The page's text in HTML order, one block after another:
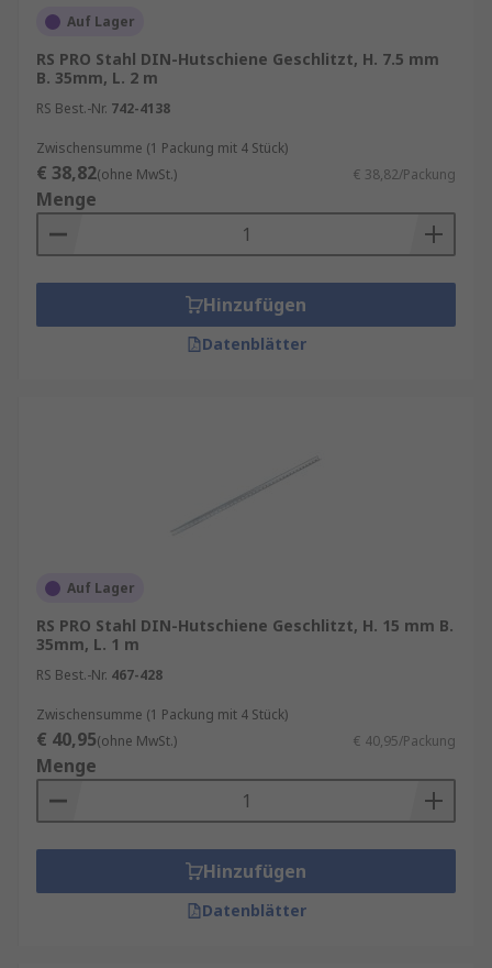
Auf Lager
RS PRO Stahl DIN-Hutschiene Geschlitzt, H. 7.5 mm
B. 35mm, L. 2 m
RS Best.-Nr. 742-4138
Zwischensumme (1 Packung mit 4 Stück)
€ 38,82(ohne MwSt.) € 38,82/Packung
Menge
Hinzufügen
Datenblätter
Auf Lager
RS PRO Stahl DIN-Hutschiene Geschlitzt, H. 15 mm B.
35mm, L. 1 m
RS Best.-Nr. 467-428
Zwischensumme (1 Packung mit 4 Stück)
€ 40,95(ohne MwSt.) € 40,95/Packung
Menge
Hinzufügen
Datenblätter